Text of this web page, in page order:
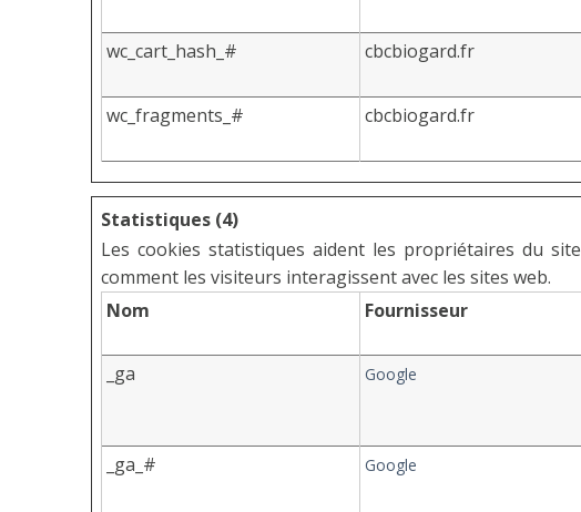
wc_cart_hash_#
cbcbiogard.fr
wc_fragments_#
cbcbiogard.fr
Statistiques (4)
Les cookies statistiques aident les propriétaires du
comment les visiteurs interagissent avec les sites web.
Nom
Fournisseur
_ga Google
_ga_# Google